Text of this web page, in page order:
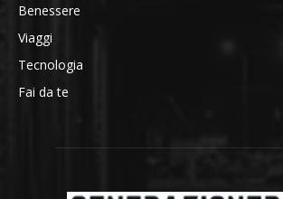
Benessere
Viaggi
Tecnologia
Fai da te